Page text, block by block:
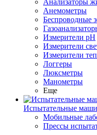
Анализаторы
Анемометры
Беспроводные
Измерители pH
Измерители
Измерители
Логгеры
Люксметры
Манометры
Еще
Испытательные
Мобильные
Прессы